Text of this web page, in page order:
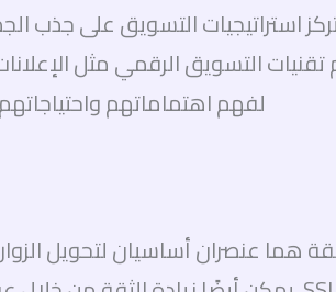
استراتيجيات التسويق على جذب
التسويق الرقمي مثل
لفهم اهتماماتهم
هما عنصران أساسيان لتحويل